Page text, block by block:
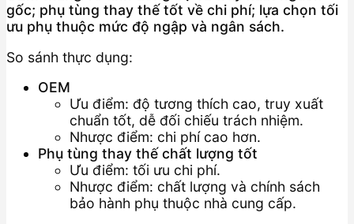
gốc; phụ tùng thay thế tốt về chi phí; lựa chọn tối
ưu phụ thuộc mức độ ngập và ngân sách.
So sánh thực dụng:
OEM
Ưu điểm: độ tương thích cao, truy xuất
chuẩn tốt, dễ đối chiếu trách nhiệm.
Nhược điểm: chi phí cao hơn.
Phụ tùng thay thế chất lượng tốt
Ưu điểm: tối ưu chi phí.
Nhược điểm: chất lượng và chính sách
bảo hành phụ thuộc nhà cung cấp.